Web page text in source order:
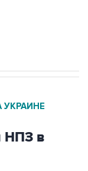
УКРАИНЕ
НПЗ в